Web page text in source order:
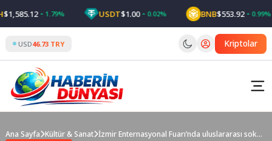
to
content
1.79% USDT$1.00 0.02% BNB$553.92 0.99%
USD46.73 TRY Kriptolar
Ana Sayfa Kültür & Sanat İzmir Enternasyonal Fuarı’nda uluslararası sokak